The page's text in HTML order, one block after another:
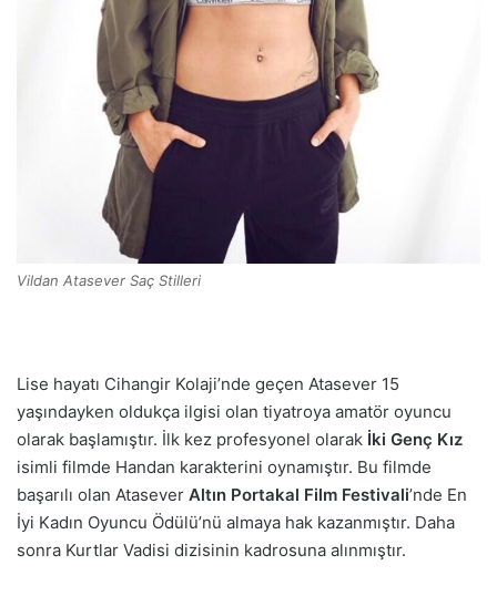
Vildan Atasever Saç Stilleri
Lise hayatı Cihangir Kolaji’nde geçen Atasever 15
yaşındayken oldukça ilgisi olan tiyatroya amatör oyuncu
olarak başlamıştır. İlk kez profesyonel olarak İki Genç Kız
isimli filmde Handan karakterini oynamıştır. Bu filmde
başarılı olan Atasever Altın Portakal Film Festivali’nde En
İyi Kadın Oyuncu Ödülü’nü almaya hak kazanmıştır. Daha
sonra Kurtlar Vadisi dizisinin kadrosuna alınmıştır.